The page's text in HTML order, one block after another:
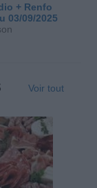
+ Renfo
03/09/2025
Voir tout